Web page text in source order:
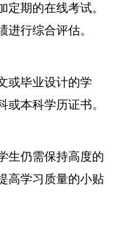
期的在线考试。
进行综合评估。
或毕业设计的学
本科学历证书。
生仍需保持高度的
高学习质量的小贴